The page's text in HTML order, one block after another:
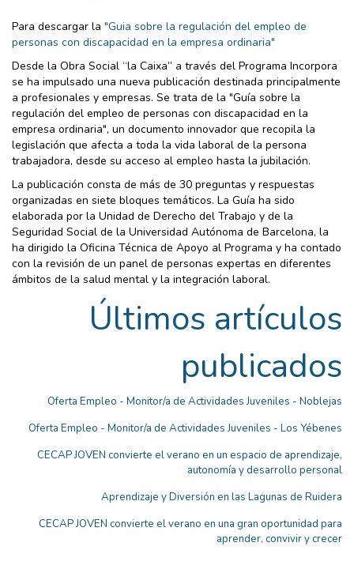
Para descargar la "Guia sobre la regulación del empleo de
personas con discapacidad en la empresa ordinaria"
Desde la Obra Social “la Caixa” a través del Programa Incorpora
se ha impulsado una nueva publicación destinada principalmente
a profesionales y empresas. Se trata de la "Guía sobre la
regulación del empleo de personas con discapacidad en la
empresa ordinaria", un documento innovador que recopila la
legislación que afecta a toda la vida laboral de la persona
trabajadora, desde su acceso al empleo hasta la jubilación.
La publicación consta de más de 30 preguntas y respuestas
organizadas en siete bloques temáticos. La Guía ha sido
elaborada por la Unidad de Derecho del Trabajo y de la
Seguridad Social de la Universidad Autónoma de Barcelona, la
ha dirigido la Oficina Técnica de Apoyo al Programa y ha contado
con la revisión de un panel de personas expertas en diferentes
ámbitos de la salud mental y la integración laboral.
Últimos artículos
publicados
Oferta Empleo - Monitor/a de Actividades Juveniles - Noblejas
Oferta Empleo - Monitor/a de Actividades Juveniles - Los Yébenes
CECAP JOVEN convierte el verano en un espacio de aprendizaje,
autonomía y desarrollo personal
Aprendizaje y Diversión en las Lagunas de Ruidera
CECAP JOVEN convierte el verano en una gran oportunidad para
aprender, convivir y crecer